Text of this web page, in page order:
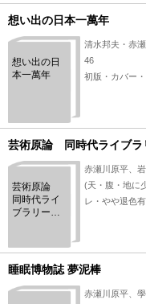
想い出の日本一萬年
想い出の日
本一萬年
清水邦夫・赤
46
初版・カバー
芸術原論 同時代ライブ
芸術原論
同時代ライ
ブラリー
赤瀬川原平、
(天・腹・地に
レ・やや退
睡眠博物誌 夢泥棒
赤瀬川原平、